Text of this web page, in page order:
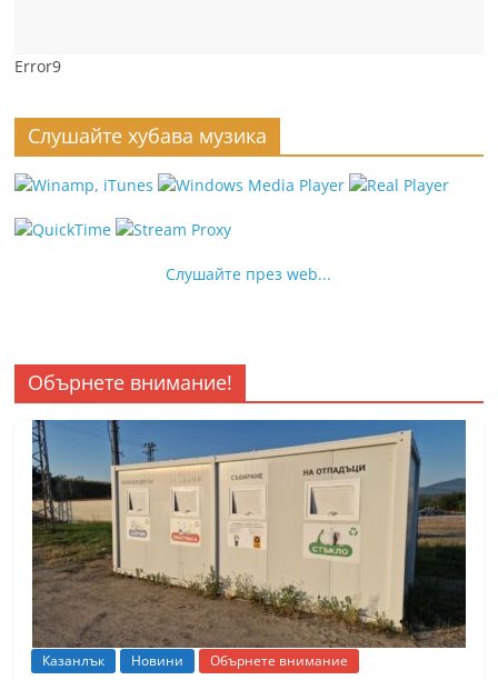
Error9
Слушайте хубава музика
Слушайте през web...
Обърнете внимание!
Казанлък Новини Обърнете внимание